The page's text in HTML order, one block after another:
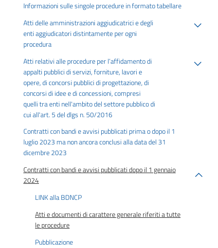
Informazioni sulle singole procedure in formato tabellare
Atti delle amministrazioni aggiudicatrici e degli
enti aggiudicatori distintamente per ogni
procedura
Atti relativi alle procedure per l’affidamento di
appalti pubblici di servizi, forniture, lavori e
opere, di concorsi pubblici di progettazione, di
concorsi di idee e di concessioni, compresi
quelli tra enti nell'ambito del settore pubblico di
cui all'art. 5 del dlgs n. 50/2016
Contratti con bandi e avvisi pubblicati prima o dopo il 1
luglio 2023 ma non ancora conclusi alla data del 31
dicembre 2023
Contratti con bandi e avvisi pubblicati dopo il 1 gennaio
2024
LINK alla BDNCP
Atti e documenti di carattere generale riferiti a tutte
le procedure
Pubblicazione